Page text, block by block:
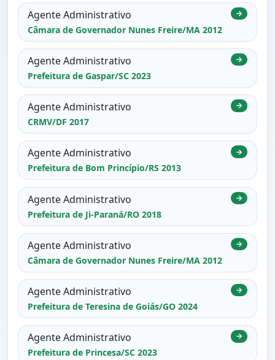
Agente Administrativo
Câmara de Governador Nunes Freire/MA 2012
→
Agente Administrativo
Prefeitura de Gaspar/SC 2023
→
Agente Administrativo
CRMV/DF 2017
→
Agente Administrativo
Prefeitura de Bom Princípio/RS 2013
→
Agente Administrativo
Prefeitura de Ji-Paraná/RO 2018
→
Agente Administrativo
Câmara de Governador Nunes Freire/MA 2012
→
Agente Administrativo
Prefeitura de Teresina de Goiás/GO 2024
→
Agente Administrativo
Prefeitura de Princesa/SC 2023
→